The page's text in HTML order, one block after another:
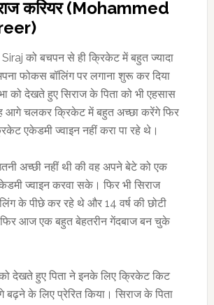
करियर (Mohammed
को बचपन से ही क्रिकेट में बहुत ज्यादा
फोकस बॉलिंग पर लगाना शुरू कर दिया
को देखते हुए सिराज के पिता को भी एहसास
आगे चलकर क्रिकेट में बहुत अच्छा करेंगे फिर
एकेडमी ज्वाइन नहीं करा पा रहे थे।
अच्छी नहीं थी की वह अपने बेटे को एक
ज्वाइन करवा सके। फिर भी सिराज
के पीछे कर रहे थे और 14 वर्ष की छोटी
आज एक बहुत बेहतरीन गेंदबाज बन चुके
देखते हुए पिता ने इनके लिए क्रिकेट किट
के लिए प्रेरित किया। सिराज के पिता